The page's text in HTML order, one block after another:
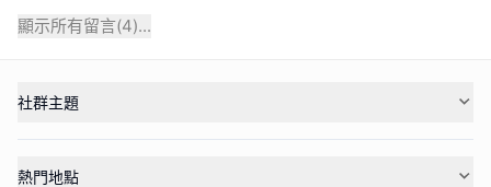
顯示所有留言(4)...
社群主題
熱門地點